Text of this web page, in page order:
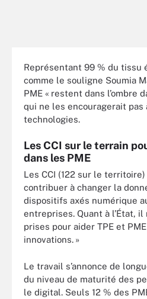
Représentant 99 % du tissu
comme le souligne Soumia
PME « restent dans l’ombre
qui ne les encouragerait pas
technologies.
Les CCI sur le terrain
dans les PME
Les CCI (122 sur le
contribuer à changer la
dispositifs axés numérique
entreprises. Quant à l’État,
prises pour aider TPE et
innovations. »
Le travail s’annonce de
du niveau de maturité des
le digital. Seuls 12 % des